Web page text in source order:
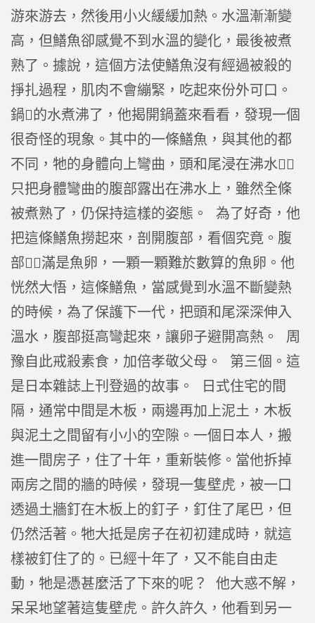
游來游去，然後用小火緩緩加熱。水溫漸漸變
高，但鱔魚卻感覺不到水溫的變化，最後被煮
熟了。據說，這個方法使鱔魚沒有經過被殺的
掙扎過程，肌肉不會繃緊，吃起來份外可口。
鍋的水煮沸了，他揭開鍋蓋來看看，發現一個
很奇怪的現象。其中的一條鱔魚，與其他的都
不同，牠的身體向上彎曲，頭和尾浸在沸水，
只把身體彎曲的腹部露出在沸水上，雖然全條
被煮熟了，仍保持這樣的姿態。 為了好奇，他
把這條鱔魚撈起來，剖開腹部，看個究竟。腹
部，滿是魚卵，一顆一顆難於數算的魚卵。他
恍然大悟，這條鱔魚，當感覺到水溫不斷變熱
的時候，為了保護下一代，把頭和尾深深伸入
溫水，腹部挺高彎起來，讓卵子避開高熱。 周
豫自此戒殺素食，加倍孝敬父母。 第三個。這
是日本雜誌上刊登過的故事。 日式住宅的間
隔，通常中間是木板，兩邊再加上泥土，木板
與泥土之間留有小小的空隙。一個日本人，搬
進一間房子，住了十年，重新裝修。當他拆掉
兩房之間的牆的時候，發現一隻壁虎，被一口
透過土牆釘在木板上的釘子，釘住了尾巴，但
仍然活著。牠大抵是房子在初初建成時，就這
樣被釘住了的。已經十年了，又不能自由走
動，牠是憑甚麼活了下來的呢？ 他大惑不解，
呆呆地望著這隻壁虎。許久許久，他看到另一